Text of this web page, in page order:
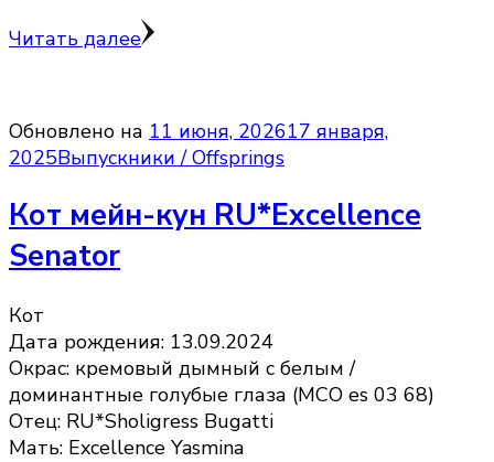
Читать далее
Обновлено на 11 июня, 202617 января,
2025Выпускники / Offsprings
Кот мейн-кун RU*Excellence
Senator
Кот
Дата рождения: 13.09.2024
Окрас: кремовый дымный с белым /
доминантные голубые глаза (MCO es 03 68)
Отец: RU*Sholigress Bugatti
Мать: Excellence Yasmina